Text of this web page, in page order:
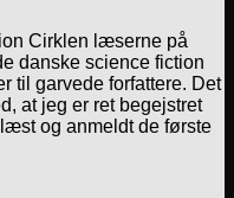
Cirklen læserne på
danske science fiction
til garvede forfattere. Det
at jeg er ret begejstret
og anmeldt de første